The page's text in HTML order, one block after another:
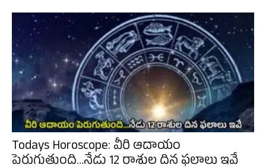
Todays Horoscope: వీరి ఆదాయం
పెరుగుతుంది…నేడు 12 రాశుల దిన ఫలాలు ఇవే